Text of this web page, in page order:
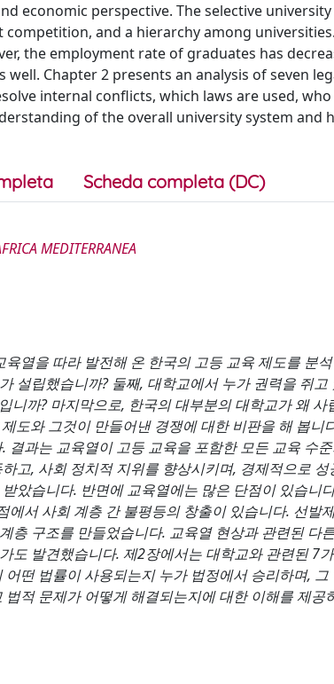
economic perspective. The selective
competition, and a hierarchy among
the employment rate of graduates has
Chapter 2 presents an analysis of seven
internal conflicts, which laws are used,
of the overall university system and
Scheda completa (DC)
MEDITERRANEA
열을 따라 발전해 온 한국의 고등 교육 제도를 분
설립했습니까? 둘째, 대학교에서 누가 권력을 쥐
니까? 마지막으로, 한국의 대부분의 대학교가 왜
도와 그것이 만들어낸 경쟁에 대한 비판을 해 봅니
결과는 교육열이 고등 교육을 포함한 모든 교육 수
고, 사회 정치적 지위를 향상시키며, 경제적으로
았습니다. 반면에 교육열에는 많은 단점이 있습니
에서 사회 계층 간 불평등의 창출이 있습니다. 선발
층 구조를 만들었습니다. 교육열 현상과 관련된 다
도 발견했습니다. 제2장에서는 대학교와 관련된 7
떤 법률이 사용되는지 누가 법정에서 승리하며,
적 문제가 어떻게 해결되는지에 대한 이해를 제공